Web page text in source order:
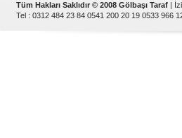
Tüm Hakları Saklıdır © 2008 Gölbaşı Taraf |
Tel : 0312 484 23 84 0541 200 20 19 0533 966